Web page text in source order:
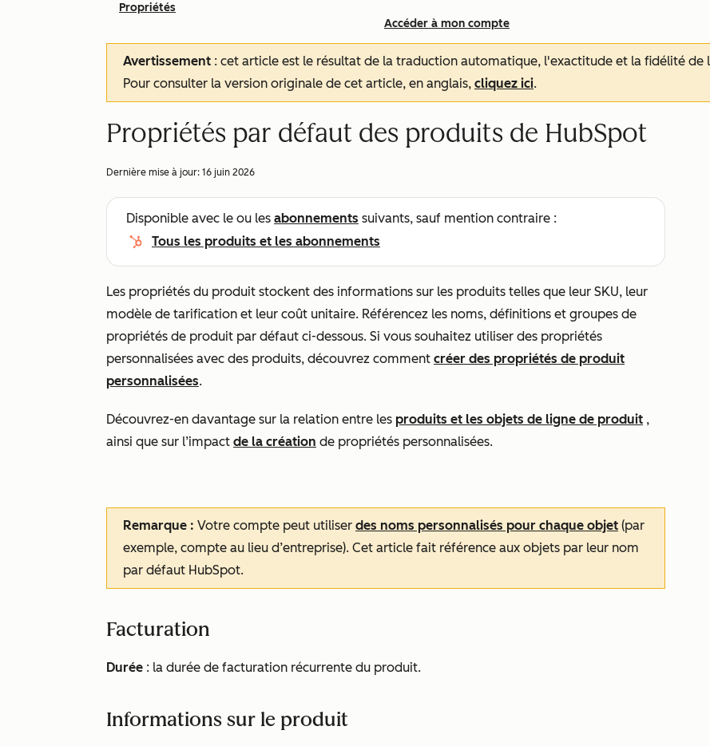
Accéder à mon compte
Propriétés
Avertissement : cet article est le résultat de la traduction automatique, l'exactitude et la fidélité de
Pour consulter la version originale de cet article, en anglais, cliquez ici.
Propriétés par défaut des produits de HubSpot
Dernière mise à jour: 16 juin 2026
Disponible avec le ou les abonnements suivants, sauf mention contraire :
Tous les produits et les abonnements
Les propriétés du produit stockent des informations sur les produits telles que leur SKU, leur
modèle de tarification et leur coût unitaire. Référencez les noms, définitions et groupes de
propriétés de produit par défaut ci-dessous. Si vous souhaitez utiliser des propriétés
personnalisées avec des produits, découvrez comment créer des propriétés de produit
personnalisées.
Découvrez-en davantage sur la relation entre les produits et les objets de ligne de produit ,
ainsi que sur l’impact de la création de propriétés personnalisées.
Remarque : Votre compte peut utiliser des noms personnalisés pour chaque objet (par
exemple, compte au lieu d’entreprise). Cet article fait référence aux objets par leur nom
par défaut HubSpot.
Facturation
Durée : la durée de facturation récurrente du produit.
Informations sur le produit